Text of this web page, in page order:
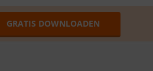
GRATIS DOWNLOADEN